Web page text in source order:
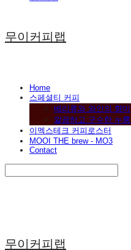
무이커피랩
Home
스페셜티 커피
베리류와 와인의 향미
깔끔하고 구수한 누
이멕스테크 커피로스터
MOOI THE brew - MO3
Contact
무이커피랩